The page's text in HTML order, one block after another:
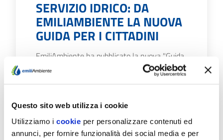
Questo sito web utilizza i cookie
Utilizziamo i cookie per personalizzare contenuti ed
annunci, per fornire funzionalità dei social media e per
SERVIZIO IDRICO: DA
EMILIAMBIENTE LA NUOVA
GUIDA PER I CITTADINI
EmiliAmbiente ha pubblicato la nuova "Guida
al Servizio”: uno strumento pratico ideato per
agevolare il rapporto tra l'azienda e i…